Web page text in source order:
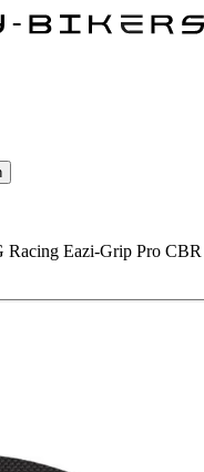
Eazi-Grip Pro CBR